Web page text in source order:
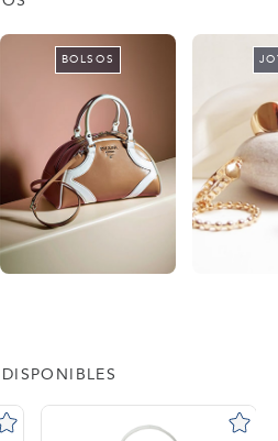
BOLSOS